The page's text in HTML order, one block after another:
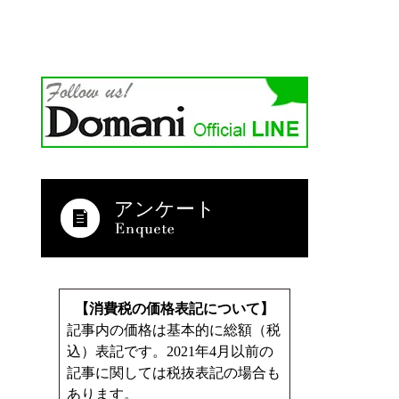
アンケート
【消費税の価格表記について】
記事内の価格は基本的に総額（税
込）表記です。2021年4月以前の
記事に関しては税抜表記の場合も
あります。